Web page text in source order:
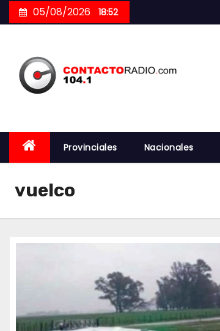
to
05/08/2026 18:52
Provinciales Nacionales
vuelco